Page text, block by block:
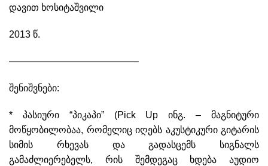
დავით ხოსიტაშვილი
2013 წ.
—————————————–
შენიშვნები:
* პასიური “პიკაპი” (Pick Up ინგ. – მაგნიტური
მოწყობილობაა, რომელიც იღებს აკუსტიკური გიტარის
სიმის რხევას და გადასცემს სიგნალს
გამაძლიერებელს, რის შემდეგაც ხდება აუდიო